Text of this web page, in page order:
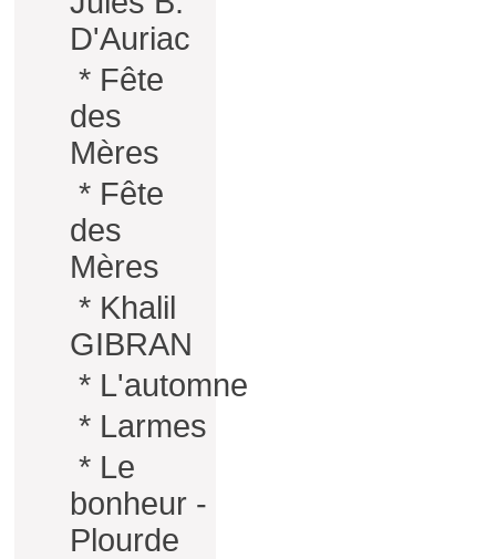
D'Auriac
* Fête
des
Mères
* Fête
des
Mères
* Khalil
GIBRAN
* L'automne
* Larmes
* Le
bonheur -
Plourde